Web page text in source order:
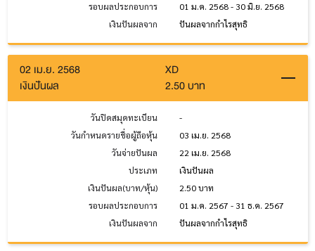
รอบผลประกอบการ
01 ม.ค. 2568 - 30 มิ.ย. 2568
เงินปันผลจาก
ปันผลจากกำไรสุทธิ
02 เม.ย. 2568
XD
เงินปันผล
2.50 บาท
วันปิดสมุดทะเบียน
-
วันกำหนดรายชื่อผู้ถือหุ้น
03 เม.ย. 2568
วันจ่ายปันผล
22 เม.ย. 2568
ประเภท
เงินปันผล
เงินปันผล(บาท/หุ้น)
2.50 บาท
รอบผลประกอบการ
01 ม.ค. 2567 - 31 ธ.ค. 2567
เงินปันผลจาก
ปันผลจากกำไรสุทธิ